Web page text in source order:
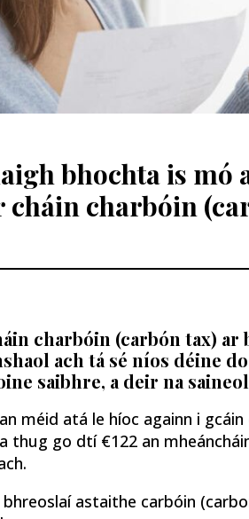
bhochta is mó
cháin charbóin
charbóin (carbón tax) ar
ach tá sé níos déine
saibhre, a deir na
méid atá le híoc againn i
thug go dtí €122 an
bhreoslaí astaithe carbóin